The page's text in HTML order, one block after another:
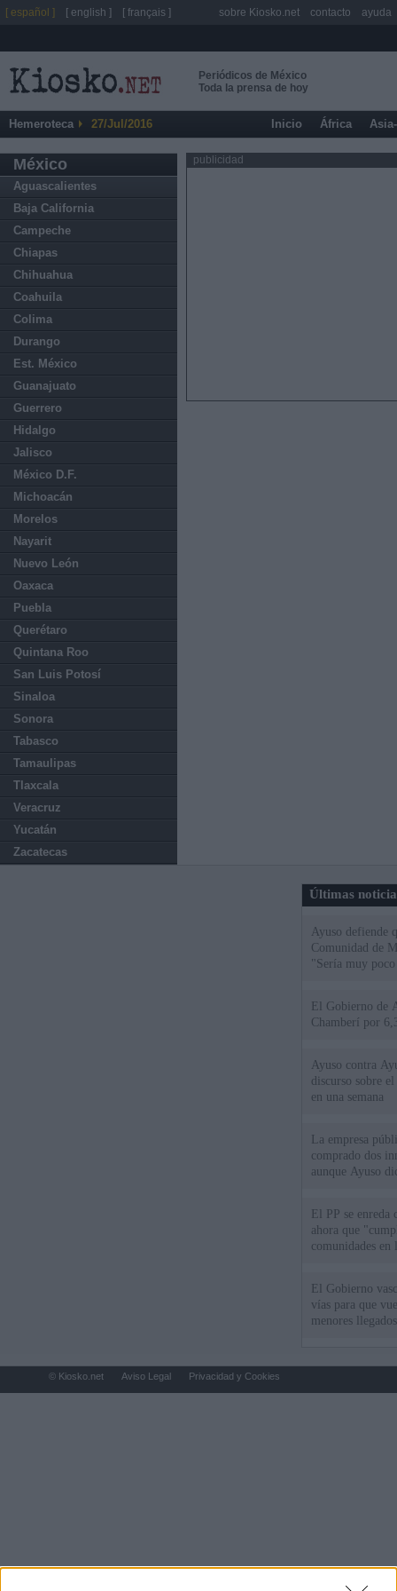
Periódicos de México
Toda la prensa de hoy
Hemeroteca 27/Jul/2016 Inicio África
México
Aguascalientes
Baja California
Campeche
Chiapas
Chihuahua
Coahuila
Colima
Durango
Est. México
Guanajuato
Guerrero
Hidalgo
Jalisco
México D.F.
Michoacán
Morelos
Nayarit
Nuevo León
Oaxaca
Puebla
Querétaro
Quintana Roo
San Luis Potosí
Sinaloa
Sonora
Tabasco
Tamaulipas
Tlaxcala
Veracruz
Yucatán
Zacatecas
publicidad
Últimas
Ayuso defiende
Comunidad de
"Sería muy
El Gobierno de
Chamberí por
Ayuso contra
discurso sobre
en una semana
La empresa
comprado dos
aunque Ayuso
El PP se
ahora que
comunidades en
El Gobierno
vías para que
menores
[ español ] [ english ] [ français ] sobre Kiosko.net contacto ayuda
© Kiosko.net Aviso Legal Privacidad y Cookies